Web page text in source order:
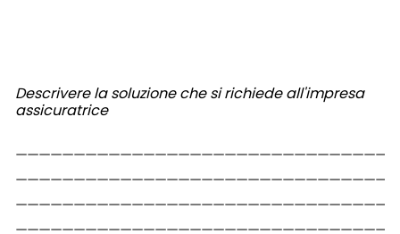
Descrivere la soluzione che si richiede all'impresa
assicuratrice